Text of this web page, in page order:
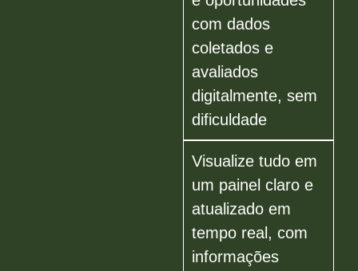
com dados
coletados e
avaliados
digitalmente, sem
dificuldade
Visualize tudo em
um painel claro e
atualizado em
tempo real, com
informações